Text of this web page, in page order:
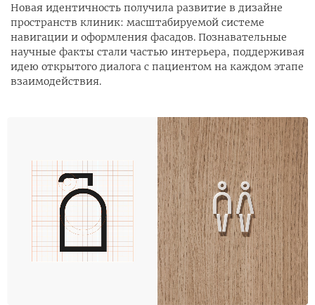
Новая идентичность получила развитие в дизайне
пространств клиник: масштабируемой системе
навигации и оформления фасадов. Познавательные
научные факты стали частью интерьера, поддерживая
идею открытого диалога с пациентом на каждом этапе
взаимодействия.